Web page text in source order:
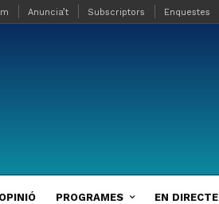
Anuncia’t Subscriptors Enquestes
OPINIÓ PROGRAMES EN DIRECTE